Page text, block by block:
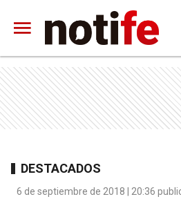
DESTACADOS
6 de septiembre de 2018 | 20:36